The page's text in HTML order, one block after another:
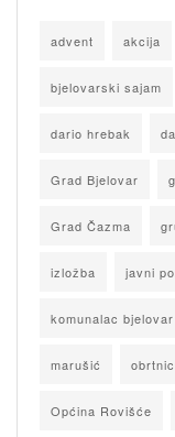
advent akcija
bjelovarski sajam
dario hrebak
Grad Bjelovar
Grad Čazma
izložba javni
komunalac bjelovar
marušić
Općina Rovišće